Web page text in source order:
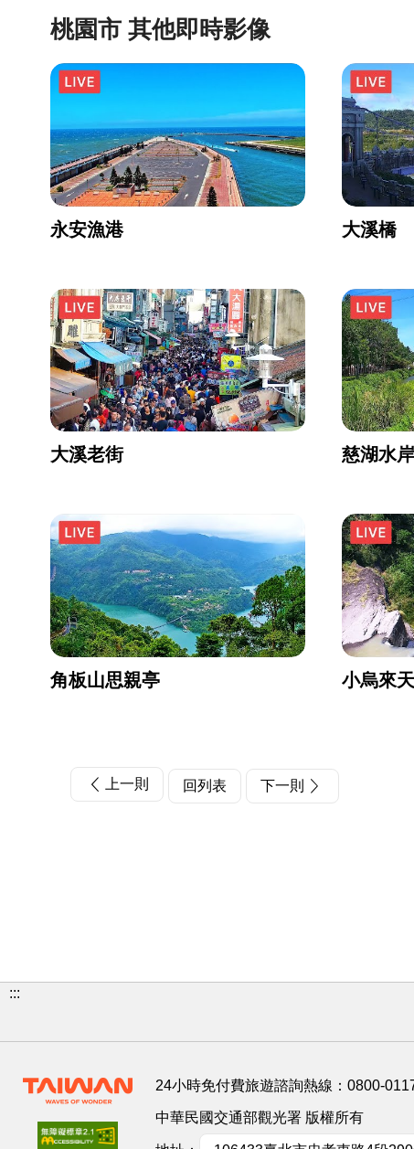
桃園市 其他即時影像
永安漁港 大溪橋
大溪老街 慈湖水
角板山思親亭 小烏來
上一則 回列表 下一則
:::
24小時免付費旅遊諮詢熱線： 0800-
中華民國交通部觀光署 版權所有